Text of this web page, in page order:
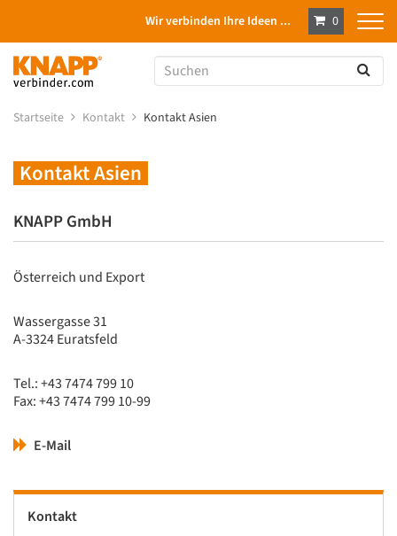
Wir verbinden Ihre Ideen ... 0
Startseite Kontakt Kontakt Asien
Kontakt Asien
KNAPP GmbH
Österreich und Export
Wassergasse 31
A-3324 Euratsfeld
Tel.: +43 7474 799 10
Fax: +43 7474 799 10-99
E-Mail
Kontakt